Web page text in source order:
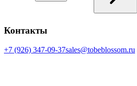
Контакты
+7 (926) 347-09-37sales@tobeblossom.ru